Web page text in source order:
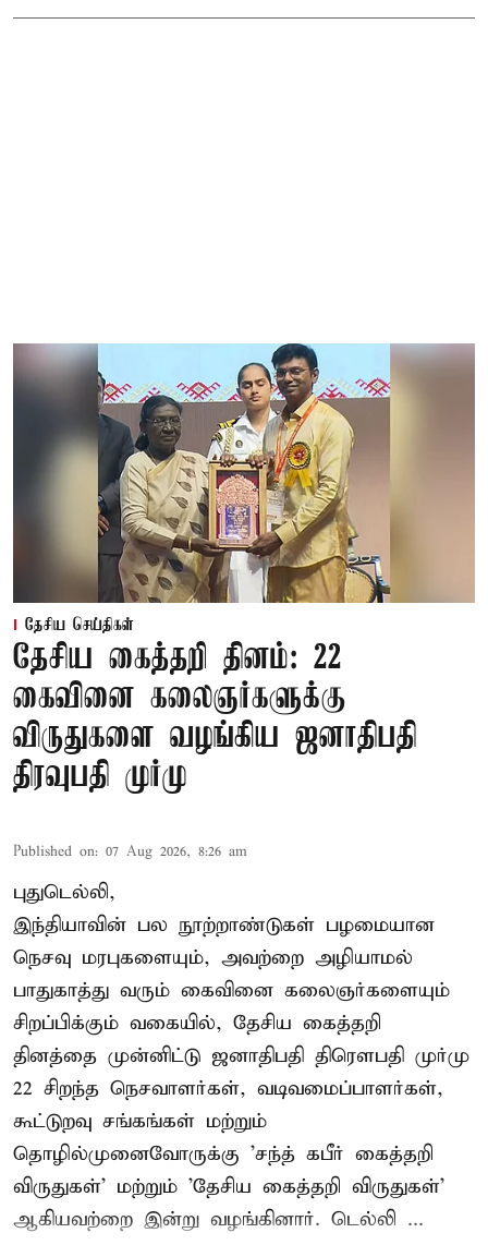
தேசிய செய்திகள்
தேசிய கைத்தறி தினம்: 22
கைவினை கலைஞர்களுக்கு
விருதுகளை வழங்கிய ஜனாதிபதி
திரவுபதி முர்மு
Published on: 07 Aug 2026, 8:26 am
புதுடெல்லி,
இந்தியாவின் பல நூற்றாண்டுகள் பழமையான
நெசவு மரபுகளையும், அவற்றை அழியாமல்
பாதுகாத்து வரும் கைவினை கலைஞர்களையும்
சிறப்பிக்கும் வகையில், தேசிய கைத்தறி
தினத்தை முன்னிட்டு ஜனாதிபதி திரௌபதி முர்மு
22 சிறந்த நெசவாளர்கள், வடிவமைப்பாளர்கள்,
கூட்டுறவு சங்கங்கள் மற்றும்
தொழில்முனைவோருக்கு 'சந்த் கபீர் கைத்தறி
விருதுகள்' மற்றும் 'தேசிய கைத்தறி விருதுகள்'
ஆகியவற்றை இன்று வழங்கினார். டெல்லி ...